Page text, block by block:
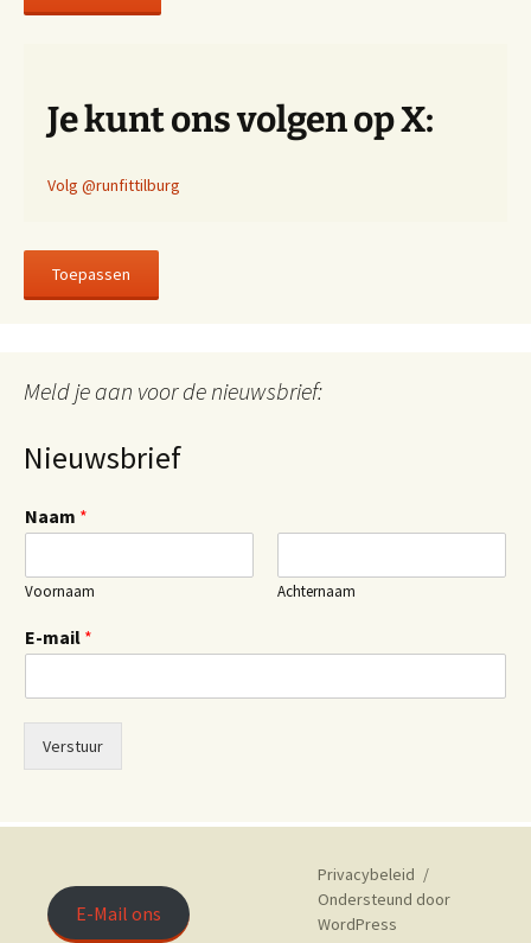
Je kunt ons volgen op X:
Volg @runfittilburg
Toepassen
Meld je aan voor de nieuwsbrief:
Nieuwsbrief
Naam *
Voornaam Achternaam
E-mail *
Verstuur
E-Mail ons
Privacybeleid
Ondersteund door
WordPress